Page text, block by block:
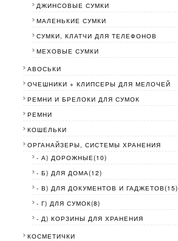
ДЖИНСОВЫЕ СУМКИ
МАЛЕНЬКИЕ СУМКИ
СУМКИ, КЛАТЧИ ДЛЯ ТЕЛЕФОНОВ
МЕХОВЫЕ СУМКИ
АВОСЬКИ
ОЧЕШНИКИ + КЛИПСЕРЫ ДЛЯ МЕЛОЧЕЙ
РЕМНИ И БРЕЛОКИ ДЛЯ СУМОК
РЕМНИ
КОШЕЛЬКИ
ОРГАНАЙЗЕРЫ, СИСТЕМЫ ХРАНЕНИЯ
- А) ДОРОЖНЫЕ(10)
- Б) ДЛЯ ДОМА(12)
- В) ДЛЯ ДОКУМЕНТОВ И ГАДЖЕТОВ(15)
- Г) ДЛЯ СУМОК(8)
- Д) КОРЗИНЫ ДЛЯ ХРАНЕНИЯ
КОСМЕТИЧКИ